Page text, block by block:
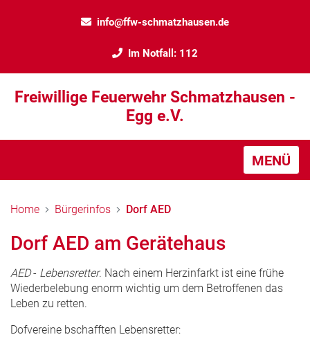
info@ffw-schmatzhausen.de
Im Notfall: 112
Freiwillige Feuerwehr Schmatzhausen -
Egg e.V.
MENÜ
Home Bürgerinfos Dorf AED
Dorf AED am Gerätehaus
AED- Lebensretter. Nach einem Herzinfarkt ist eine frühe
Wiederbelebung enorm wichtig um dem Betroffenen das
Leben zu retten.
Dofvereine bschafften Lebensretter: